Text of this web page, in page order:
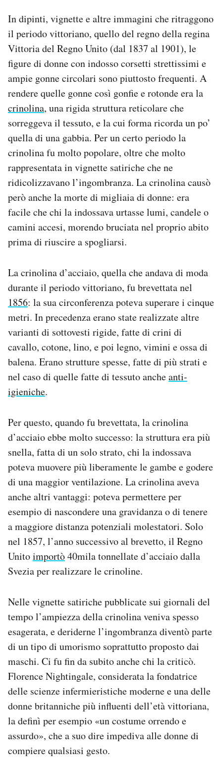
AREA PERSONALE
Area Personale
Newsletter
Notifiche mobile
Regala il Post
Hai bisogno di aiuto?
In dipinti, vignette e altre immagini che ritraggono
il periodo vittoriano, quello del regno della regina
Vittoria del Regno Unito (dal 1837 al 1901), le
figure di donne con indosso corsetti strettissimi e
ampie gonne circolari sono piuttosto frequenti. A
rendere quelle gonne così gonfie e rotonde era la
crinolina, una rigida struttura reticolare che
sorreggeva il tessuto, e la cui forma ricorda un po’
quella di una gabbia. Per un certo periodo la
crinolina fu molto popolare, oltre che molto
rappresentata in vignette satiriche che ne
ridicolizzavano l’ingombranza. La crinolina causò
però anche la morte di migliaia di donne: era
facile che chi la indossava urtasse lumi, candele o
camini accesi, morendo bruciata nel proprio abito
prima di riuscire a spogliarsi.
La crinolina d’acciaio, quella che andava di moda
durante il periodo vittoriano, fu brevettata nel
1856: la sua circonferenza poteva superare i cinque
metri. In precedenza erano state realizzate altre
varianti di sottovesti rigide, fatte di crini di
cavallo, cotone, lino, e poi legno, vimini e ossa di
balena. Erano strutture spesse, fatte di più strati e
nel caso di quelle fatte di tessuto ancheanti-
igieniche.
Per questo, quando fu brevettata, la crinolina
d’acciaio ebbe molto successo: la struttura era più
snella, fatta di un solo strato, chi la indossava
poteva muovere più liberamente le gambe e godere
di una maggior ventilazione. La crinolina aveva
anche altri vantaggi: poteva permettere per
esempio di nascondere una gravidanza o di tenere
a maggiore distanza potenziali molestatori. Solo
nel 1857, l’anno successivo al brevetto, il Regno
Unitoimportò40mila tonnellate d’acciaio dalla
Svezia per realizzare le crinoline.
Nelle vignette satiriche pubblicate sui giornali del
tempo l’ampiezza della crinolina veniva spesso
esagerata, e deriderne l’ingombranza diventò parte
di un tipo di umorismo soprattutto proposto dai
maschi. Ci fu fin da subito anche chi la criticò.
Florence Nightingale, considerata la fondatrice
delle scienze infermieristiche moderne e una delle
donne britanniche più influenti dell’età vittoriana,
la definì per esempio «un costume orrendo e
assurdo», che a suo dire impediva alle donne di
compiere qualsiasi gesto.